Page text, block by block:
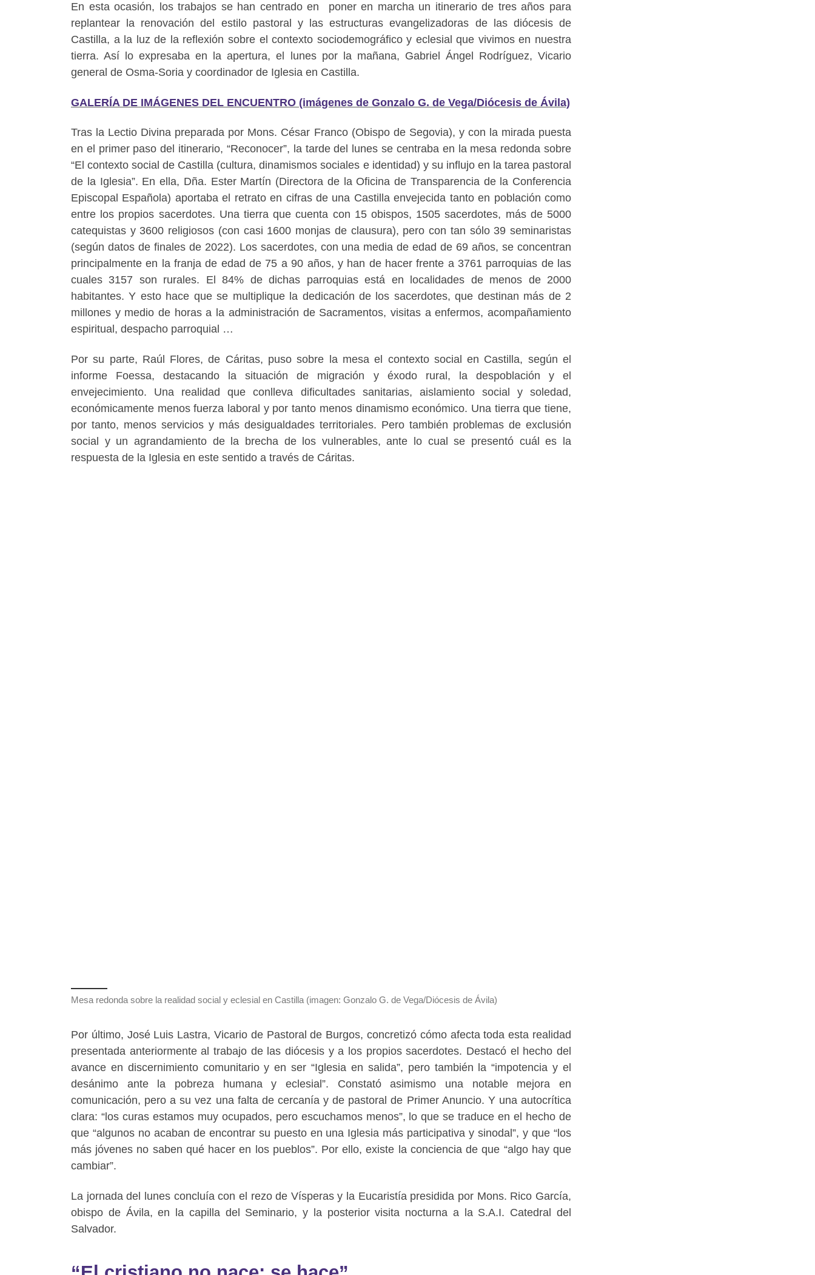
En esta ocasión, los trabajos se han centrado en poner en marcha un itinerario de tres años para
replantear la renovación del estilo pastoral y las estructuras evangelizadoras de las diócesis de
Castilla, a la luz de la reflexión sobre el contexto sociodemográfico y eclesial que vivimos en nuestra
tierra. Así lo expresaba en la apertura, el lunes por la mañana, Gabriel Ángel Rodríguez, Vicario
general de Osma-Soria y coordinador de Iglesia en Castilla.
GALERÍA DE IMÁGENES DEL ENCUENTRO (imágenes de Gonzalo G. de Vega/Diócesis de Ávila)
Tras la Lectio Divina preparada por Mons. César Franco (Obispo de Segovia), y con la mirada puesta
en el primer paso del itinerario, “Reconocer”, la tarde del lunes se centraba en la mesa redonda sobre
“El contexto social de Castilla (cultura, dinamismos sociales e identidad) y su influjo en la tarea pastoral
de la Iglesia”. En ella, Dña. Ester Martín (Directora de la Oficina de Transparencia de la Conferencia
Episcopal Española) aportaba el retrato en cifras de una Castilla envejecida tanto en población como
entre los propios sacerdotes. Una tierra que cuenta con 15 obispos, 1505 sacerdotes, más de 5000
catequistas y 3600 religiosos (con casi 1600 monjas de clausura), pero con tan sólo 39 seminaristas
(según datos de finales de 2022). Los sacerdotes, con una media de edad de 69 años, se concentran
principalmente en la franja de edad de 75 a 90 años, y han de hacer frente a 3761 parroquias de las
cuales 3157 son rurales. El 84% de dichas parroquias está en localidades de menos de 2000
habitantes. Y esto hace que se multiplique la dedicación de los sacerdotes, que destinan más de 2
millones y medio de horas a la administración de Sacramentos, visitas a enfermos, acompañamiento
espiritual, despacho parroquial …
Por su parte, Raúl Flores, de Cáritas, puso sobre la mesa el contexto social en Castilla, según el
informe Foessa, destacando la situación de migración y éxodo rural, la despoblación y el
envejecimiento. Una realidad que conlleva dificultades sanitarias, aislamiento social y soledad,
económicamente menos fuerza laboral y por tanto menos dinamismo económico. Una tierra que tiene,
por tanto, menos servicios y más desigualdades territoriales. Pero también problemas de exclusión
social y un agrandamiento de la brecha de los vulnerables, ante lo cual se presentó cuál es la
respuesta de la Iglesia en este sentido a través de Cáritas.
Mesa redonda sobre la realidad social y eclesial en Castilla (imagen: Gonzalo G. de Vega/Diócesis de Ávila)
Por último, José Luis Lastra, Vicario de Pastoral de Burgos, concretizó cómo afecta toda esta realidad
presentada anteriormente al trabajo de las diócesis y a los propios sacerdotes. Destacó el hecho del
avance en discernimiento comunitario y en ser “Iglesia en salida”, pero también la “impotencia y el
desánimo ante la pobreza humana y eclesial”. Constató asimismo una notable mejora en
comunicación, pero a su vez una falta de cercanía y de pastoral de Primer Anuncio. Y una autocrítica
clara: “los curas estamos muy ocupados, pero escuchamos menos”, lo que se traduce en el hecho de
que “algunos no acaban de encontrar su puesto en una Iglesia más participativa y sinodal”, y que “los
más jóvenes no saben qué hacer en los pueblos”. Por ello, existe la conciencia de que “algo hay que
cambiar”.
La jornada del lunes concluía con el rezo de Vísperas y la Eucaristía presidida por Mons. Rico García,
obispo de Ávila, en la capilla del Seminario, y la posterior visita nocturna a la S.A.I. Catedral del
Salvador.